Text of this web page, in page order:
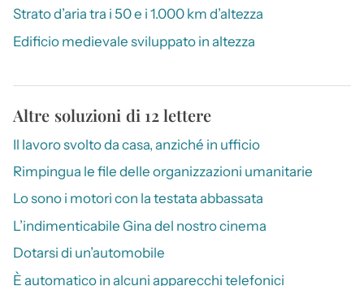
Strato d’aria tra i 50 e i 1.000 km d’altezza
Edificio medievale sviluppato in altezza
Altre soluzioni di 12 lettere
Il lavoro svolto da casa, anziché in ufficio
Rimpingua le file delle organizzazioni umanitarie
Lo sono i motori con la testata abbassata
L’indimenticabile Gina del nostro cinema
Dotarsi di un’automobile
È automatico in alcuni apparecchi telefonici